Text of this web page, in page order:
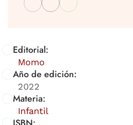
Editorial:
Momo
Año de edición:
2022
Materia:
Infantil